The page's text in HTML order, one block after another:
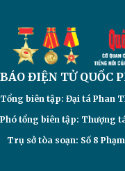
BÁO ĐIỆN TỬQUỐC
Tổng biên tập: Đại tá Phan
Phó tổng biên tập: Thượng
Trụ sở tòa soạn: Số 8